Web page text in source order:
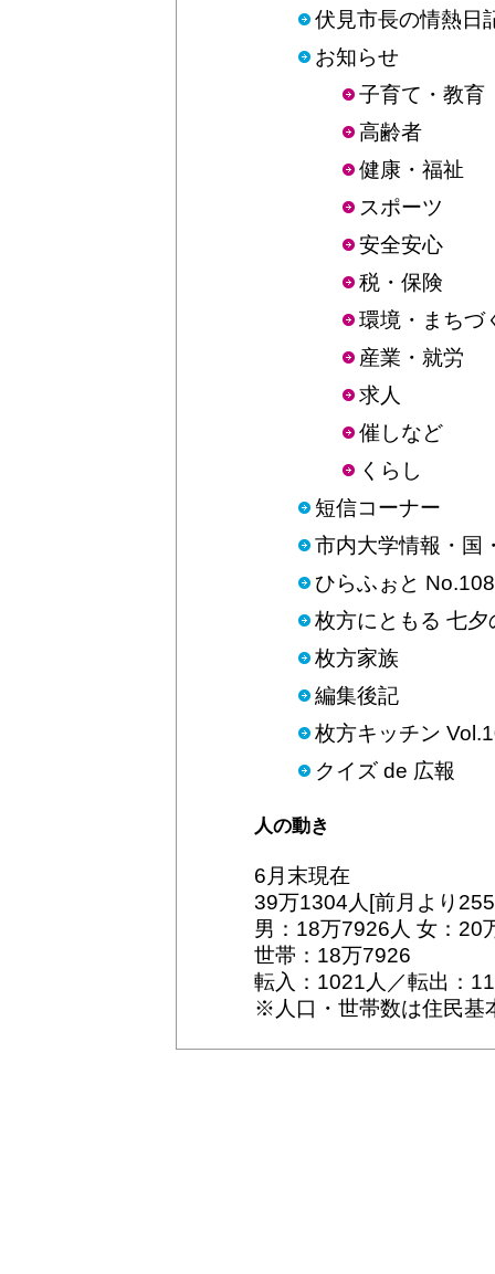
伏見市長の情熱日
お知らせ
子育て・教育
高齢者
健康・福祉
スポーツ
安全安心
税・保険
環境・まちづ
産業・就労
求人
催しなど
くらし
短信コーナー
市内大学情報・国
ひらふぉと No.108
枚方にともる 七夕
枚方家族
編集後記
枚方キッチン
クイズ de 広報
人の動き
6月末現在
39万1304人[前月より
男：18万7926人 女：20
世帯：18万7926
転入：1021人／転出：
※人口・世帯数は住民基